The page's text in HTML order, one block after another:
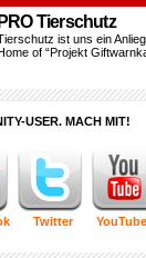
PRO Tierschutz
ist uns ein
of “Projekt
USER. MACH MIT!
Twitter YouTube